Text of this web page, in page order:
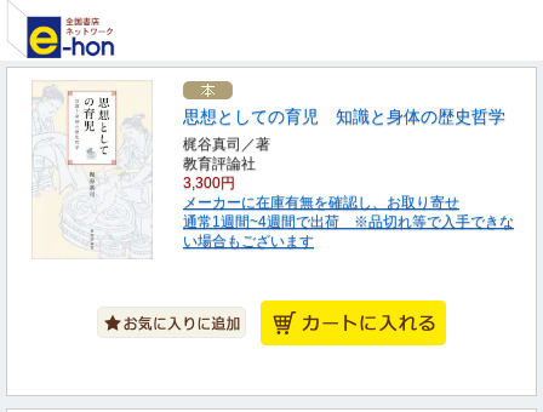
思想としての育児 知識と身体の歴史哲学
梶谷真司／著
教育評論社
3,300円
メーカーに在庫有無を確認し、お取り寄せ
通常1週間~4週間で出荷 ※品切れ等で入手できな
い場合もございます